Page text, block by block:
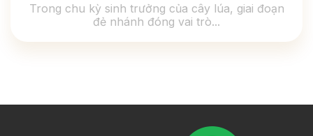
Trong chu kỳ sinh trưởng của cây lúa, giai đoạn
đẻ nhánh đóng vai trò...